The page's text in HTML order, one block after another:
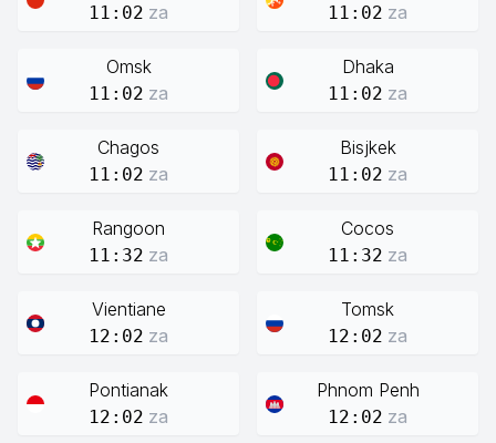
11:02 za 11:02 za
Omsk
11:02 za
Dhaka
11:02 za
Chagos
11:02 za
Bisjkek
11:02 za
Rangoon
11:32 za
Cocos
11:32 za
Vientiane
12:02 za
Tomsk
12:02 za
Pontianak
12:02 za
Phnom Penh
12:02 za